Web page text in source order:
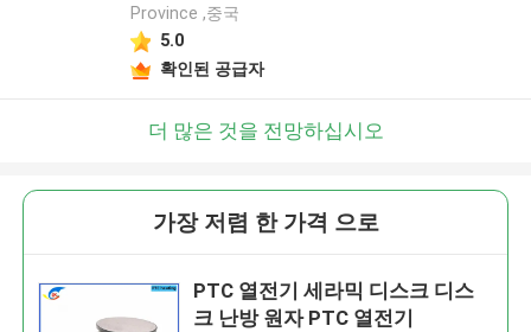
Province ,중국
5.0
확인된 공급자
더 많은 것을 전망하십시오
가장 저렴 한 가격 으로
PTC 열전기 세라믹 디스크 디스
크 난방 원자 PTC 열전기